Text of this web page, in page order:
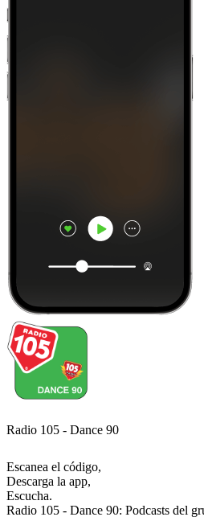
Radio 105 - Dance 90
Escanea el código,
Descarga la app,
Escucha.
Radio 105 - Dance 90: Podcasts del